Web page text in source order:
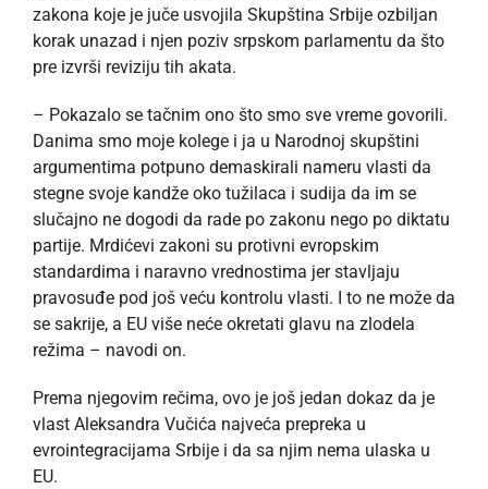
zakona koje je juče usvojila Skupština Srbije ozbiljan
korak unazad i njen poziv srpskom parlamentu da što
pre izvrši reviziju tih akata.
– Pokazalo se tačnim ono što smo sve vreme govorili.
Danima smo moje kolege i ja u Narodnoj skupštini
argumentima potpuno demaskirali nameru vlasti da
stegne svoje kandže oko tužilaca i sudija da im se
slučajno ne dogodi da rade po zakonu nego po diktatu
partije. Mrdićevi zakoni su protivni evropskim
standardima i naravno vrednostima jer stavljaju
pravosuđe pod još veću kontrolu vlasti. I to ne može da
se sakrije, a EU više neće okretati glavu na zlodela
režima – navodi on.
Prema njegovim rečima, ovo je još jedan dokaz da je
vlast Aleksandra Vučića najveća prepreka u
evrointegracijama Srbije i da sa njim nema ulaska u
EU.